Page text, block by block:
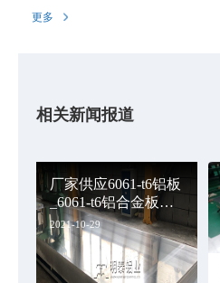
更多
相关新闻报道
厂家供应6061-t6铝板
_6061-t6铝合金板市
场报价
2021-10-29